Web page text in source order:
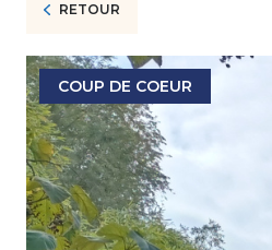
RETOUR
COUP DE COEUR